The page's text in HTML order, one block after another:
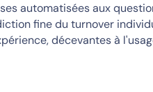
automatisées aux
fine du turnover
décevantes à